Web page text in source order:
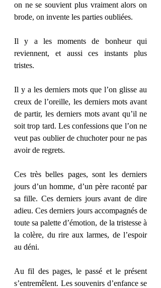
on ne se souvient plus vraiment alors on
brode, on invente les parties oubliées.
Il y a les moments de bonheur qui
reviennent, et aussi ces instants plus
tristes.
Il y a les derniers mots que l’on glisse au
creux de l’oreille, les derniers mots avant
de partir, les derniers mots avant qu’il ne
soit trop tard. Les confessions que l’on ne
veut pas oublier de chuchoter pour ne pas
avoir de regrets.
Ces très belles pages, sont les derniers
jours d’un homme, d’un père raconté par
sa fille. Ces derniers jours avant de dire
adieu. Ces derniers jours accompagnés de
toute sa palette d’émotion, de la tristesse à
la colère, du rire aux larmes, de l’espoir
au déni.
Au fil des pages, le passé et le présent
s’entremêlent. Les souvenirs d’enfance se